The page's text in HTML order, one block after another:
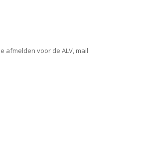
afmelden voor de ALV, mail